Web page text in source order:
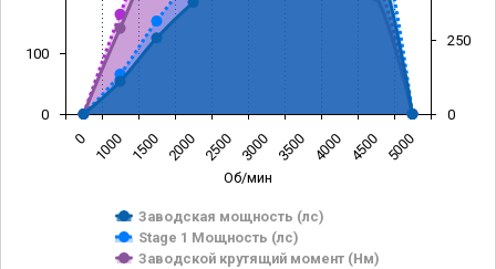
Об/мин
Заводская мощность (лс)
Stage 1 Мощность (лс)
Заводской крутящий момент (Нм)
0 1000 1500 2000 2500 3000 3500 4000 4500 5000
0
100
0
250